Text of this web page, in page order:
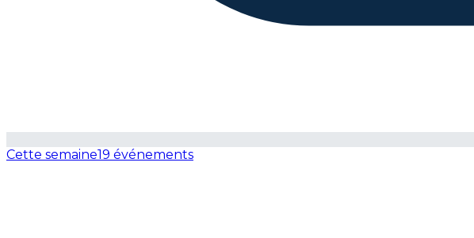
Cette semaine19 événements